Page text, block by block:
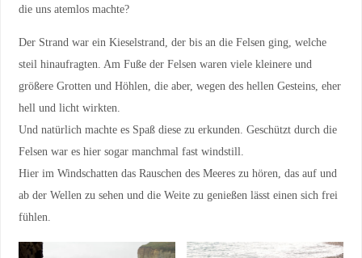
die uns atemlos machte?
Der Strand war ein Kieselstrand, der bis an die Felsen ging, welche
steil hinaufragten. Am Fuße der Felsen waren viele kleinere und
größere Grotten und Höhlen, die aber, wegen des hellen Gesteins, eher
hell und licht wirkten.
Und natürlich machte es Spaß diese zu erkunden. Geschützt durch die
Felsen war es hier sogar manchmal fast windstill.
Hier im Windschatten das Rauschen des Meeres zu hören, das auf und
ab der Wellen zu sehen und die Weite zu genießen lässt einen sich frei
fühlen.